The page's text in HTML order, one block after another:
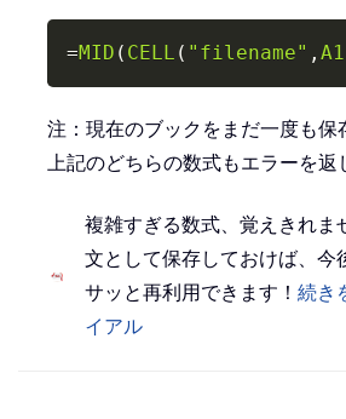
=MID ( CELL ( "filename" , A1
注：現在のブックをまだ一度も保
上記のどちらの数式もエラーを返
複雑すぎる数式、覚えきれま
文として保存しておけば、今
サッと再利用できます！ 続き
イアル